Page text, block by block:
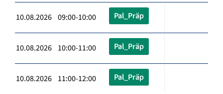
10.08.2026 09:00-10:00 Pal_Präp
10.08.2026 10:00-11:00 Pal_Präp
10.08.2026 11:00-12:00 Pal_Präp